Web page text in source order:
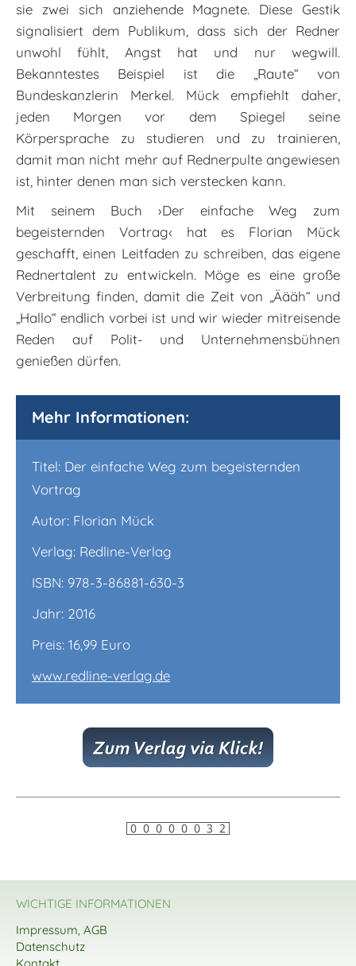
sie zwei sich anziehende Magnete. Diese Gestik
signalisiert dem Publikum, dass sich der Redner
unwohl fühlt, Angst hat und nur wegwill.
Bekanntestes Beispiel ist die „Raute“ von
Bundeskanzlerin Merkel. Mück empfiehlt daher,
jeden Morgen vor dem Spiegel seine
Körpersprache zu studieren und zu trainieren,
damit man nicht mehr auf Rednerpulte angewiesen
ist, hinter denen man sich verstecken kann.
Mit seinem Buch ›Der einfache Weg zum
begeisternden Vortrag‹ hat es Florian Mück
geschafft, einen Leitfaden zu schreiben, das eigene
Rednertalent zu entwickeln. Möge es eine große
Verbreitung finden, damit die Zeit von „Äääh“ und
„Hallo“ endlich vorbei ist und wir wieder mitreisende
Reden auf Polit- und Unternehmensbühnen
genießen dürfen.
Mehr Informationen:
Titel: Der einfache Weg zum begeisternden
Vortrag
Autor: Florian Mück
Verlag: Redline-Verlag
ISBN: 978-3-86881-630-3
Jahr: 2016
Preis: 16,99 Euro
www.redline-verlag.de
WICHTIGE INFORMATIONEN
Impressum, AGB
Datenschutz